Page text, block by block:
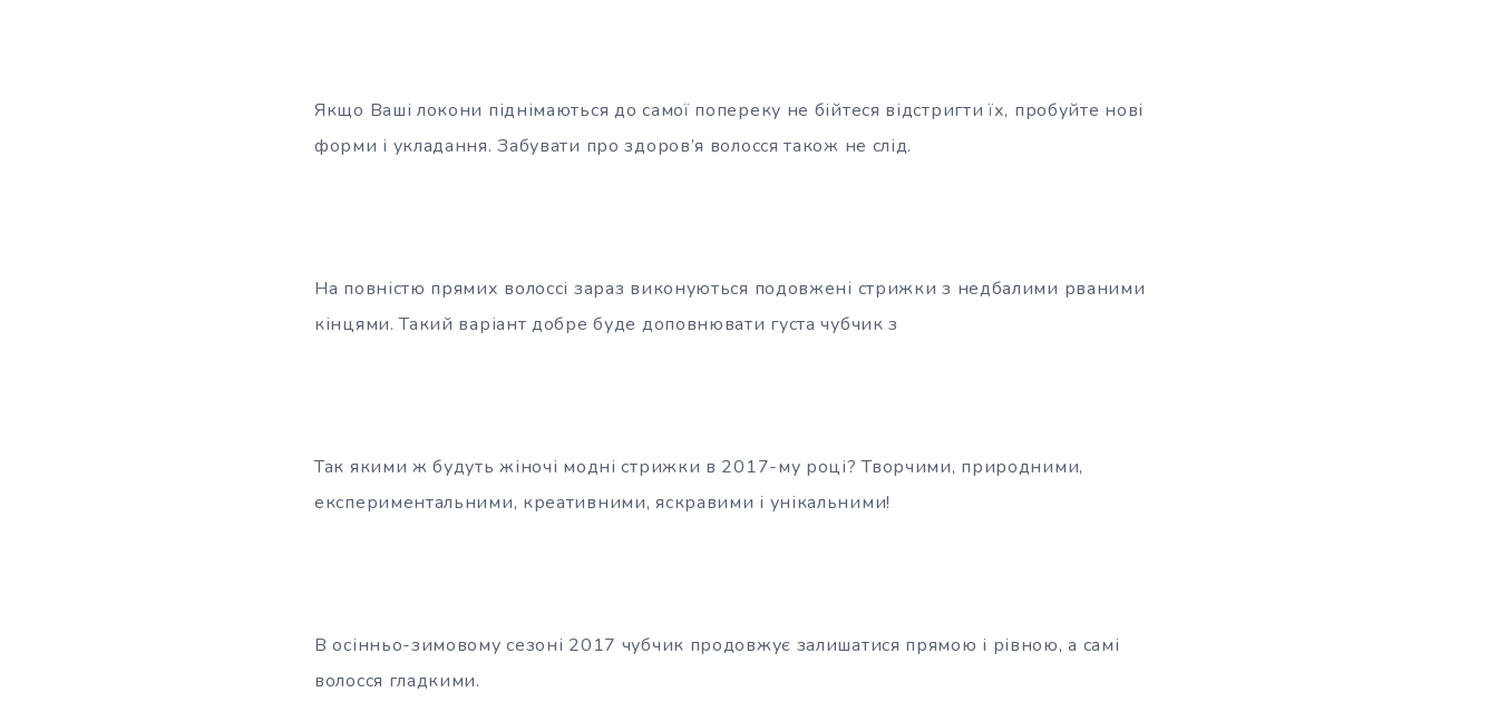
Якщо Ваші локони піднімаються до самої попереку не бійтеся відстригти їх, пробуйте нові
форми і укладання. Забувати про здоров’я волосся також не слід.
На повністю прямих волоссі зараз виконуються подовжені стрижки з недбалими рваними
кінцями. Такий варіант добре буде доповнювати густа чубчик з
Так якими ж будуть жіночі модні стрижки в 2017-му році? Творчими, природними,
експериментальними, креативними, яскравими і унікальними!
В осінньо-зимовому сезоні 2017 чубчик продовжує залишатися прямою і рівною, а самі
волосся гладкими.